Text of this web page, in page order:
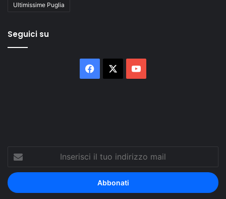
Ultimissime Puglia
Seguici su
Facebook
tuo
indirizzo
mail